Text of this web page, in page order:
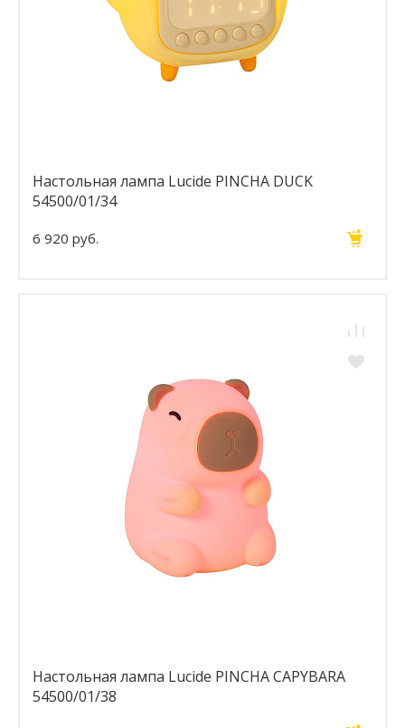
Настольная лампа Lucide PINCHA DUCK
54500/01/34
6 920 руб.
Настольная лампа Lucide PINCHA CAPYBARA
54500/01/38